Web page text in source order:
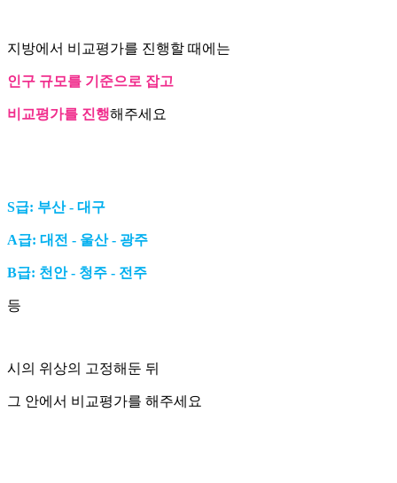
지방에서 비교평가를 진행할 때에는
인구 규모를 기준으로 잡고
비교평가를 진행해주세요
S급: 부산 - 대구
A급: 대전 - 울산 - 광주
B급: 천안 - 청주 - 전주
등
시의 위상의 고정해둔 뒤
그 안에서 비교평가를 해주세요